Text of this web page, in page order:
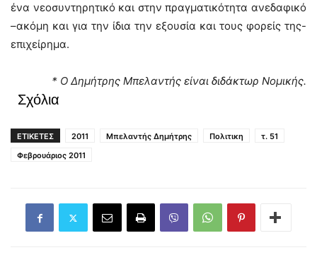
ένα νεοσυντηρητικό και στην πραγματικότητα ανεδαφικό
–ακόμη και για την ίδια την εξουσία και τους φορείς της-
επιχείρημα.
* Ο Δημήτρης Μπελαντής είναι διδάκτωρ Νομικής.
Σχόλια
ΕΤΙΚΕΤΕΣ 2011 Μπελαντής Δημήτρης Πολιτικη
τ. 51
Φεβρουάριος 2011